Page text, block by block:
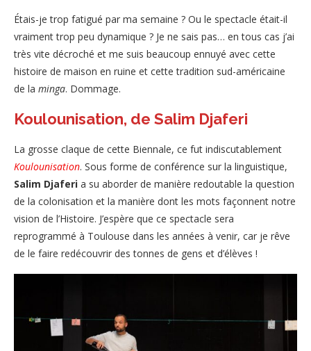
Étais-je trop fatigué par ma semaine ? Ou le spectacle était-il
vraiment trop peu dynamique ? Je ne sais pas… en tous cas j’ai
très vite décroché et me suis beaucoup ennuyé avec cette
histoire de maison en ruine et cette tradition sud-américaine
de la minga. Dommage.
Koulounisation, de Salim Djaferi
La grosse claque de cette Biennale, ce fut indiscutablement
Koulounisation. Sous forme de conférence sur la linguistique,
Salim Djaferi a su aborder de manière redoutable la question
de la colonisation et la manière dont les mots façonnent notre
vision de l’Histoire. J’espère que ce spectacle sera
reprogrammé à Toulouse dans les années à venir, car je rêve
de le faire redécouvrir des tonnes de gens et d’élèves !